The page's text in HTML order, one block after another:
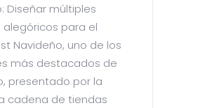
Diseñar múltiples
alegóricos para el
Navideño, uno de los
más destacados de
presentado por la
cadena de tiendas